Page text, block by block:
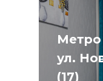
ул.
(17)